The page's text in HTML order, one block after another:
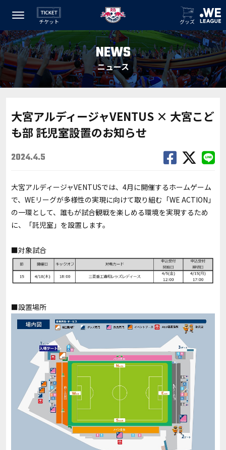
チケット グッズ
NEWS
ニュース
大宮アルディージャVENTUS × 大宮こど
も部 託児室設置のお知らせ
2024.4.5
大宮アルディージャVENTUSでは、4月に開催するホームゲーム
で、WEリーグが多様性の実現に向けて取り組む「WE ACTION」
の一環として、誰もが試合観戦を楽しめる環境を実現するため
に、「託児室」を設置します。
■対象試合
■設置場所